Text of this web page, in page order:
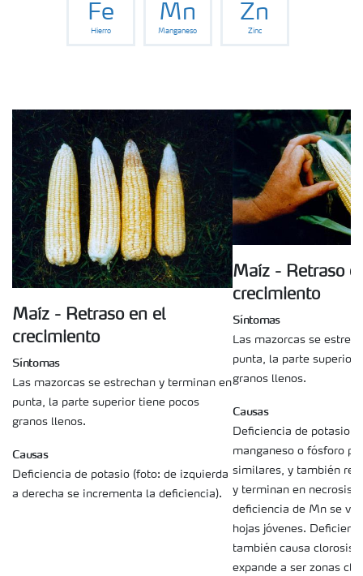
Fe
Hierro
Mn
Manganeso
Zn
Zinc
Maíz - Retraso en el
crecimiento
Síntomas
Las mazorcas se estrechan y terminan en
punta, la parte superior tiene pocos
granos llenos.
Causas
Deficiencia de potasio (foto: de izquierda
a derecha se incrementa la deficiencia).
Maíz - Retraso
crecimiento
Síntomas
Las mazorcas se
punta, la parte superior
granos llenos.
Causas
Deficiencia de potasio
manganeso o fósforo
similares, y también
y terminan en necrosis.
deficiencia de Mn se ve
hojas jóvenes.
también causa clorosis
expande a ser zonas